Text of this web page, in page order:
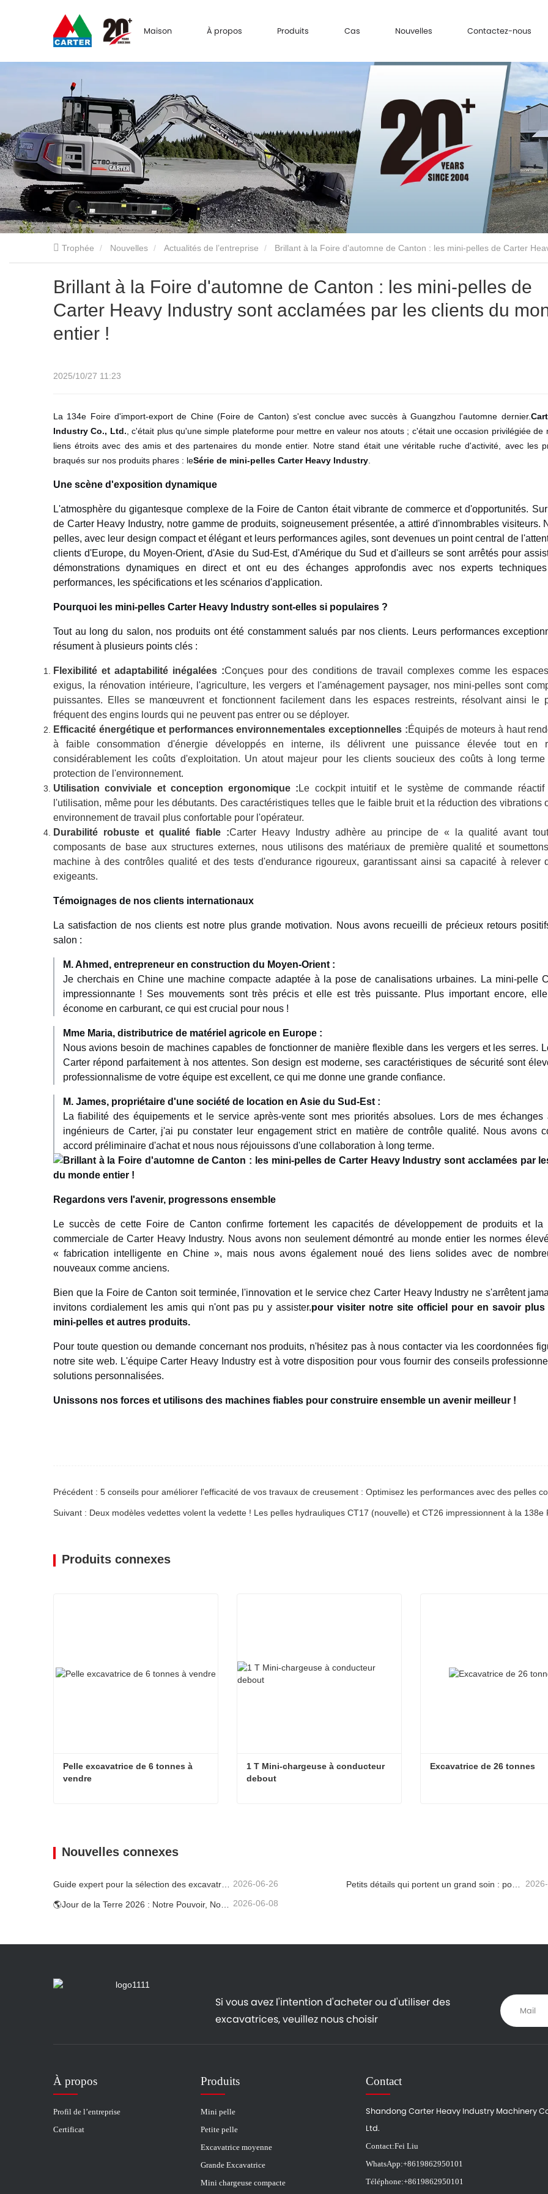
Maison À propos Produits Cas Nouvelles Contactez-nous
Trophée Nouvelles Actualités de l’entreprise
Brillant à la Foire d'automne de Canton : les mini-pelles de
Carter Heavy Industry sont acclamées par les clients du
entier !
2025/10/27 11:23
La 134e Foire d'import-export de Chine (Foire de Canton) s'est conclue avec succès à Guangzhou l'automne dernier.
Industry Co., Ltd. , c'était plus qu'une simple plateforme pour mettre en valeur nos atouts ; c'était une occasion privilégiée de
liens étroits avec des amis et des partenaires du monde entier. Notre stand était une véritable ruche d'activité, avec les
braqués sur nos produits phares : leSérie de mini-pelles Carter Heavy Industry
Une scène d'exposition dynamique
L'atmosphère du gigantesque complexe de la Foire de Canton était vibrante de commerce et d'opportunités.
de Carter Heavy Industry, notre gamme de produits, soigneusement présentée, a attiré d'innombrables visiteurs.
pelles, avec leur design compact et élégant et leurs performances agiles, sont devenues un point central de
clients d'Europe, du Moyen-Orient, d'Asie du Sud-Est, d'Amérique du Sud et d'ailleurs se sont arrêtés pour
démonstrations dynamiques en direct et ont eu des échanges approfondis avec nos experts
performances, les spécifications et les scénarios d'application.
Pourquoi les mini-pelles Carter Heavy Industry sont-elles si populaires ?
Tout au long du salon, nos produits ont été constamment salués par nos clients. Leurs performances
résument à plusieurs points clés :
Flexibilité et adaptabilité inégalées :Conçues pour des conditions de travail complexes comme les
exigus, la rénovation intérieure, l'agriculture, les vergers et l'aménagement paysager, nos mini-pelles sont
puissantes. Elles se manœuvrent et fonctionnent facilement dans les espaces restreints, résolvant ainsi le
fréquent des engins lourds qui ne peuvent pas entrer ou se déployer.
Efficacité énergétique et performances environnementales exceptionnelles :Équipés de moteurs à haut
à faible consommation d'énergie développés en interne, ils délivrent une puissance élevée tout en
considérablement les coûts d'exploitation. Un atout majeur pour les clients soucieux des coûts à long
protection de l'environnement.
Utilisation conviviale et conception ergonomique : Le cockpit intuitif et le système de commande réactif
l'utilisation, même pour les débutants. Des caractéristiques telles que le faible bruit et la réduction des vibrations
environnement de travail plus confortable pour l'opérateur.
Durabilité robuste et qualité fiable :Carter Heavy Industry adhère au principe de « la qualité avant
composants de base aux structures externes, nous utilisons des matériaux de première qualité et
machine à des contrôles qualité et des tests d'endurance rigoureux, garantissant ainsi sa capacité à relever
exigeants.
Témoignages de nos clients internationaux
La satisfaction de nos clients est notre plus grande motivation. Nous avons recueilli de précieux retours
salon :
M. Ahmed, entrepreneur en construction du Moyen-Orient :
Je cherchais en Chine une machine compacte adaptée à la pose de canalisations urbaines. La mini-pelle
impressionnante ! Ses mouvements sont très précis et elle est très puissante. Plus important encore,
économe en carburant, ce qui est crucial pour nous !
Mme Maria, distributrice de matériel agricole en Europe :
Nous avions besoin de machines capables de fonctionner de manière flexible dans les vergers et les serres.
Carter répond parfaitement à nos attentes. Son design est moderne, ses caractéristiques de sécurité sont
professionnalisme de votre équipe est excellent, ce qui me donne une grande confiance.
M. James, propriétaire d'une société de location en Asie du Sud-Est :
La fiabilité des équipements et le service après-vente sont mes priorités absolues. Lors de mes échanges
ingénieurs de Carter, j'ai pu constater leur engagement strict en matière de contrôle qualité. Nous avons
accord préliminaire d'achat et nous nous réjouissons d'une collaboration à long terme.
Regardons vers l'avenir, progressons ensemble
Le succès de cette Foire de Canton confirme fortement les capacités de développement de produits et la
commerciale de Carter Heavy Industry. Nous avons non seulement démontré au monde entier les normes
« fabrication intelligente en Chine », mais nous avons également noué des liens solides avec de
nouveaux comme anciens.
Bien que la Foire de Canton soit terminée, l'innovation et le service chez Carter Heavy Industry ne s'arrêtent
invitons cordialement les amis qui n'ont pas pu y assister.pour visiter notre site officiel pour en savoir
mini-pelles et autres produits.
Pour toute question ou demande concernant nos produits, n'hésitez pas à nous contacter via les coordonnées
notre site web. L'équipe Carter Heavy Industry est à votre disposition pour vous fournir des conseils
solutions personnalisées.
Unissons nos forces et utilisons des machines fiables pour construire ensemble un avenir meilleur !
Précédent : 5 conseils pour améliorer l'efficacité de vos travaux de creusement : Optimisez les performances avec des pelles
Produits connexes
Pelle excavatrice de 6 tonnes à
vendre
1 T Mini-chargeuse à conducteur
debout
Excavatrice de 26 tonnes
Nouvelles connexes
Guide expert pour la sélection des excavatrices Carter (0,6 t à 60 t) pour une efficacité optimale sur le chantier 2026-06-26 Petits détails qui portent un grand soin : porte-gobelet soudé sur mesure pour mini-pelles
2026-06-08
Si vous avez l'intention d'acheter ou d'utiliser des
excavatrices, veuillez nous choisir
À propos
Profil de l’entreprise
Certificat
Produits
Mini pelle
Petite pelle
Excavatrice moyenne
Grande Excavatrice
Mini chargeuse compacte
Contact
Shandong Carter Heavy Industry Machinery
Ltd.
Contact:Fei Liu
WhatsApp:+8619862950101
Téléphone:+8619862950101